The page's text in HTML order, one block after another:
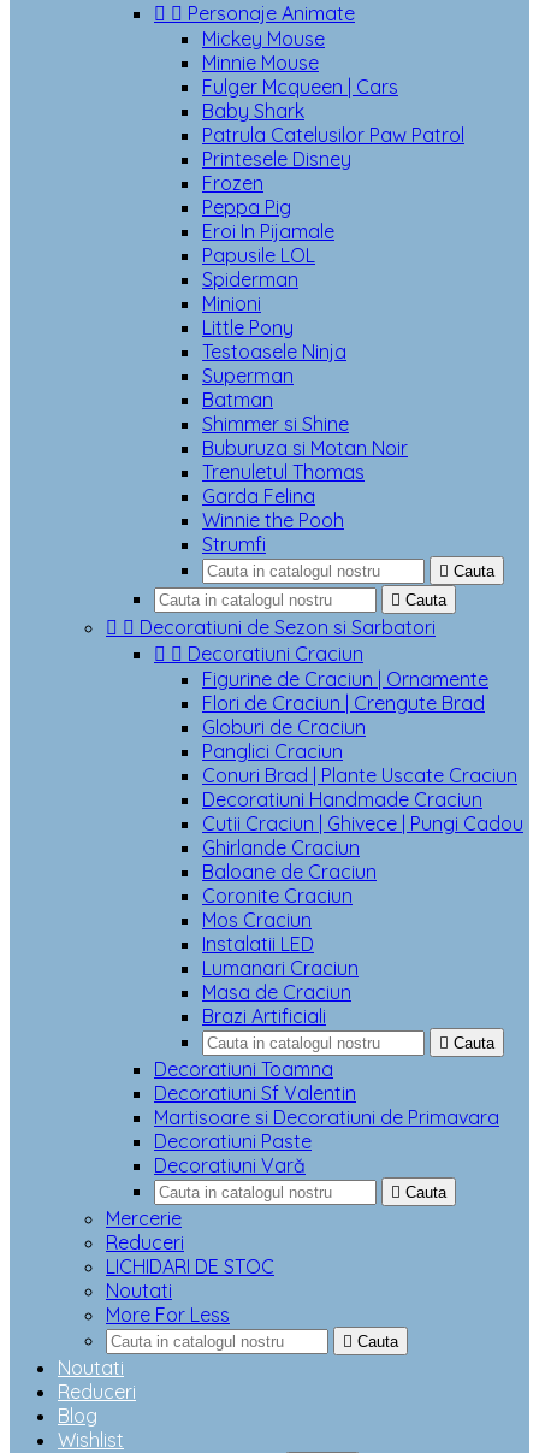
  Personaje Animate
Mickey Mouse
Minnie Mouse
Fulger Mcqueen | Cars
Baby Shark
Patrula Catelusilor Paw Patrol
Printesele Disney
Frozen
Peppa Pig
Eroi In Pijamale
Papusile LOL
Spiderman
Minioni
Little Pony
Testoasele Ninja
Superman
Batman
Shimmer si Shine
Buburuza si Motan Noir
Trenuletul Thomas
Garda Felina
Winnie the Pooh
Strumfi
 Cauta
 Cauta
  Decoratiuni de Sezon si Sarbatori
  Decoratiuni Craciun
Figurine de Craciun | Ornamente
Flori de Craciun | Crengute Brad
Globuri de Craciun
Panglici Craciun
Conuri Brad | Plante Uscate Craciun
Decoratiuni Handmade Craciun
Cutii Craciun | Ghivece | Pungi Cadou
Ghirlande Craciun
Baloane de Craciun
Coronite Craciun
Mos Craciun
Instalatii LED
Lumanari Craciun
Masa de Craciun
Brazi Artificiali
 Cauta
Decoratiuni Toamna
Decoratiuni Sf Valentin
Martisoare si Decoratiuni de Primavara
Decoratiuni Paste
Decoratiuni Vară
 Cauta
Mercerie
Reduceri
LICHIDARI DE STOC
Noutati
More For Less
 Cauta
Noutati
Reduceri
Blog
Wishlist